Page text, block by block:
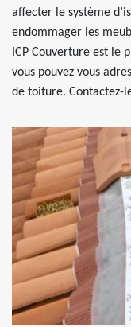
affecter le système
endommager les
ICP Couverture est le
vous pouvez vous
de toiture. Contactez-